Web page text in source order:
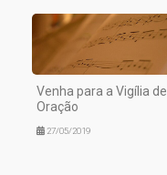
Venha para a Vigília de
Oração
27/05/2019